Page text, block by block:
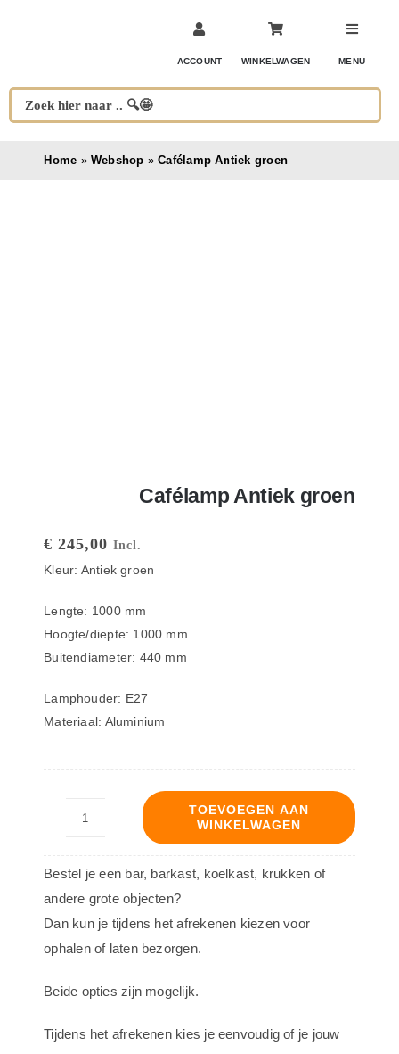
ACCOUNT WINKELWAGEN MENU
Home » Webshop »Cafélamp Antiek groen
Cafélamp Antiek groen
€ 245,00 Incl.
Kleur: Antiek groen
Lengte: 1000 mm
Hoogte/diepte: 1000 mm
Buitendiameter: 440 mm
Lamphouder: E27
Materiaal: Aluminium
groen
aantal
TOEVOEGEN AAN
WINKELWAGEN
Bestel je een bar, barkast, koelkast, krukken of
andere grote objecten?
Dan kun je tijdens het afrekenen kiezen voor
ophalen of laten bezorgen.
Beide opties zijn mogelijk.
Tijdens het afrekenen kies je eenvoudig of je jouw